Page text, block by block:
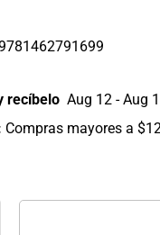
recíbelo Aug 12 - Aug
Compras mayores a